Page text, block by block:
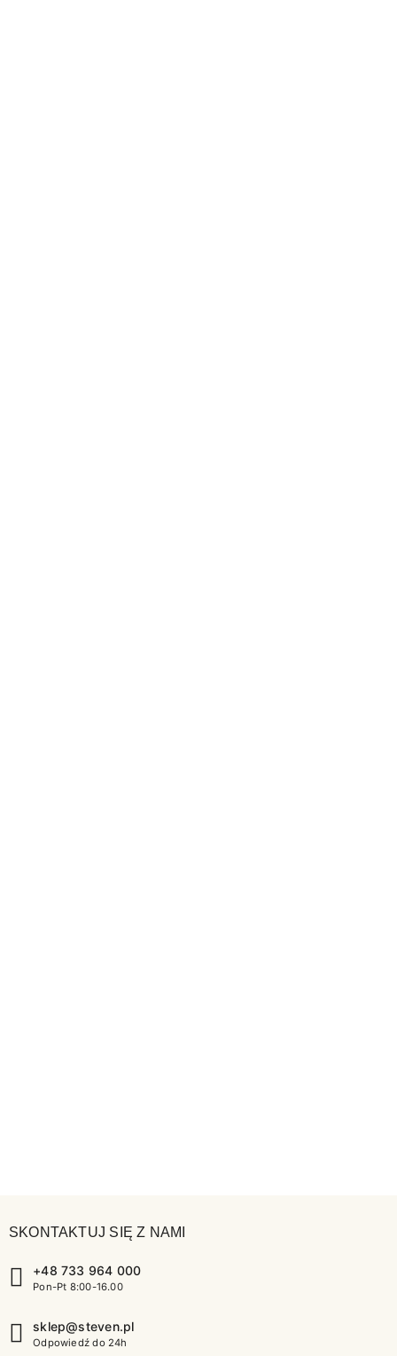
SKONTAKTUJ SIĘ Z NAMI
+48 733 964 000
Pon-Pt 8:00-16.00
sklep@steven.pl
Odpowiedź do 24h